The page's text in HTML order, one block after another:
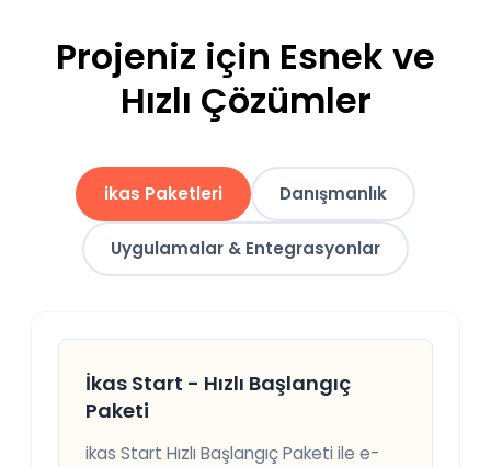
Projeniz için Esnek ve
Hızlı Çözümler
ikas Paketleri Danışmanlık
Uygulamalar & Entegrasyonlar
İkas Start - Hızlı Başlangıç
Paketi
ikas Start Hızlı Başlangıç Paketi ile e-